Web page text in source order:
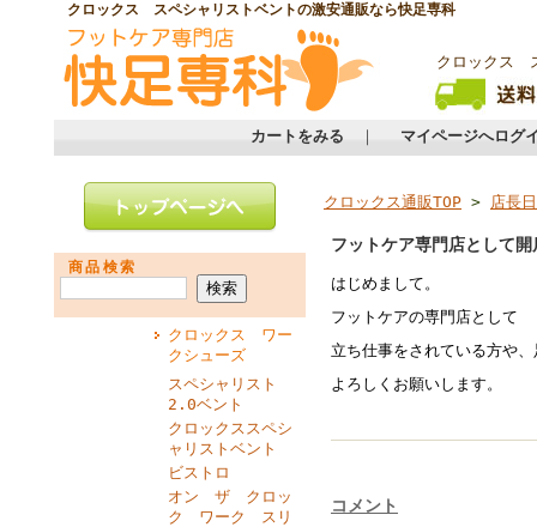
クロックス スペシャリストベントの激安通販なら快足専科
クロックス
カートをみる ｜ マイページへログ
商品検索
クロックス ワー
クシューズ
スペシャリスト
2.0ベント
クロックススペシ
ャリストベント
ビストロ
オン ザ クロッ
ク ワーク スリ
クロックス通販TOP > 店長
フットケア専門店として開
はじめまして。
フットケアの専門店として
立ち仕事をされている方や
よろしくお願いします。
コメント